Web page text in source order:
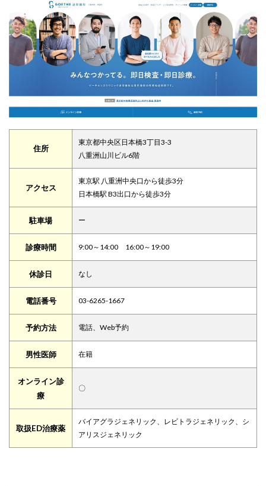
住所
東京都中央区日本橋3丁目3-3
八重洲山川ビル6階
アクセス
東京駅 八重洲中央口から徒歩3分
日本橋駅 B3出口から徒歩3分
駐車場 ー
診療時間 9:00～14:00 16:00～19:00
休診日 なし
電話番号 03-6265-1667
予約方法 電話、Web予約
男性医師 在籍
オンライン診
療
〇
取扱ED治療薬
バイアグラジェネリック、レビトラジェネリック、シ
アリスジェネリック